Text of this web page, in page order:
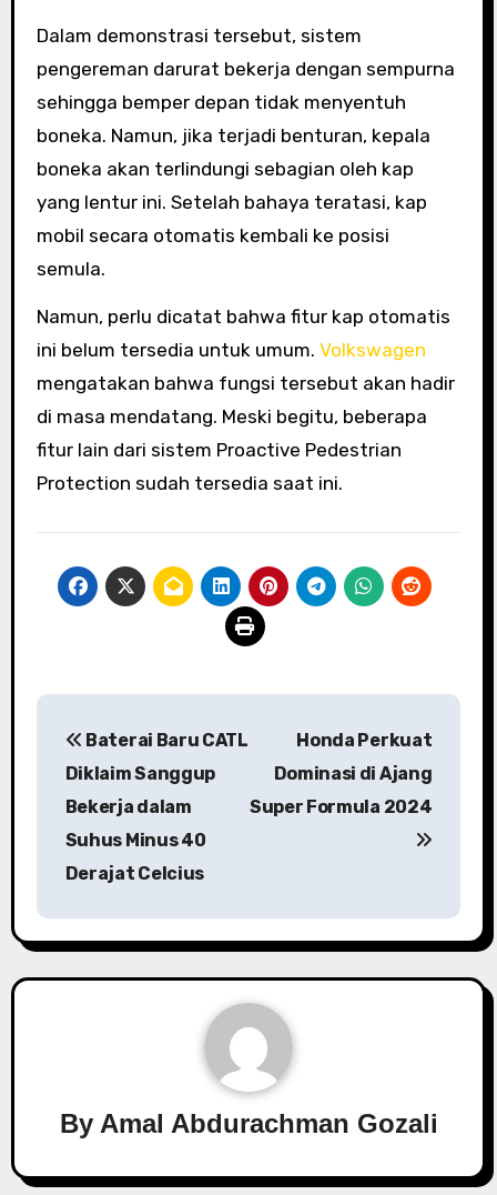
Dalam demonstrasi tersebut, sistem
pengereman darurat bekerja dengan sempurna
sehingga bemper depan tidak menyentuh
boneka. Namun, jika terjadi benturan, kepala
boneka akan terlindungi sebagian oleh kap
yang lentur ini. Setelah bahaya teratasi, kap
mobil secara otomatis kembali ke posisi
semula.
Namun, perlu dicatat bahwa fitur kap otomatis
ini belum tersedia untuk umum. Volkswagen
mengatakan bahwa fungsi tersebut akan hadir
di masa mendatang. Meski begitu, beberapa
fitur lain dari sistem Proactive Pedestrian
Protection sudah tersedia saat ini.
pos
Baterai Baru CATL
Diklaim Sanggup
Bekerja dalam
Suhus Minus 40
Derajat Celcius
Honda Perkuat
Dominasi di Ajang
Super Formula 2024
By Amal Abdurachman Gozali